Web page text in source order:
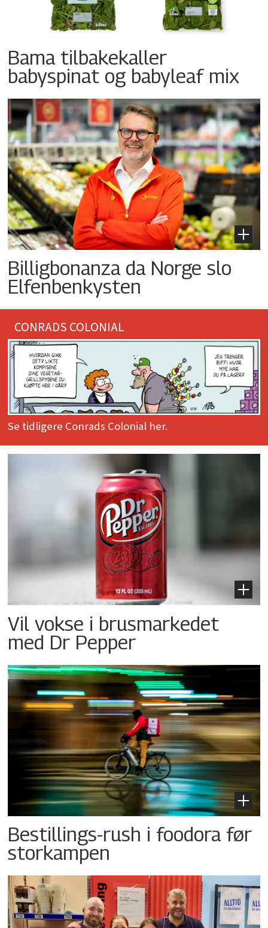
Bama tilbakekaller
babyspinat og babyleaf mix
Billigbonanza da Norge slo
Elfenbenkysten
CONRADS COLONIAL
Se tidligere Conrads Colonial her.
Vil vokse i brusmarkedet
med Dr Pepper
Bestillings-rush i foodora før
storkampen